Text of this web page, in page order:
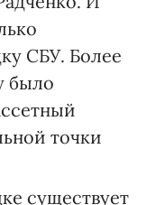
СБУ. Более
было
точки
существует